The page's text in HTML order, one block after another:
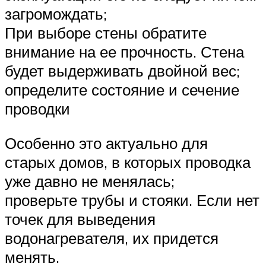
загромождать;
При выборе стены обратите
внимание на ее прочность. Стена
будет выдерживать двойной вес;
определите состояние и сечение
проводки
Особенно это актуально для
старых домов, в которых проводка
уже давно не менялась;
проверьте трубы и стояки. Если нет
точек для выведения
водонагревателя, их придется
менять.